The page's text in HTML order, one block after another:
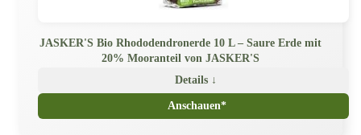
JASKER'S Bio Rhododendronerde 10 L – Saure Erde mit
20% Mooranteil von JASKER'S
Details ↓
Anschauen*